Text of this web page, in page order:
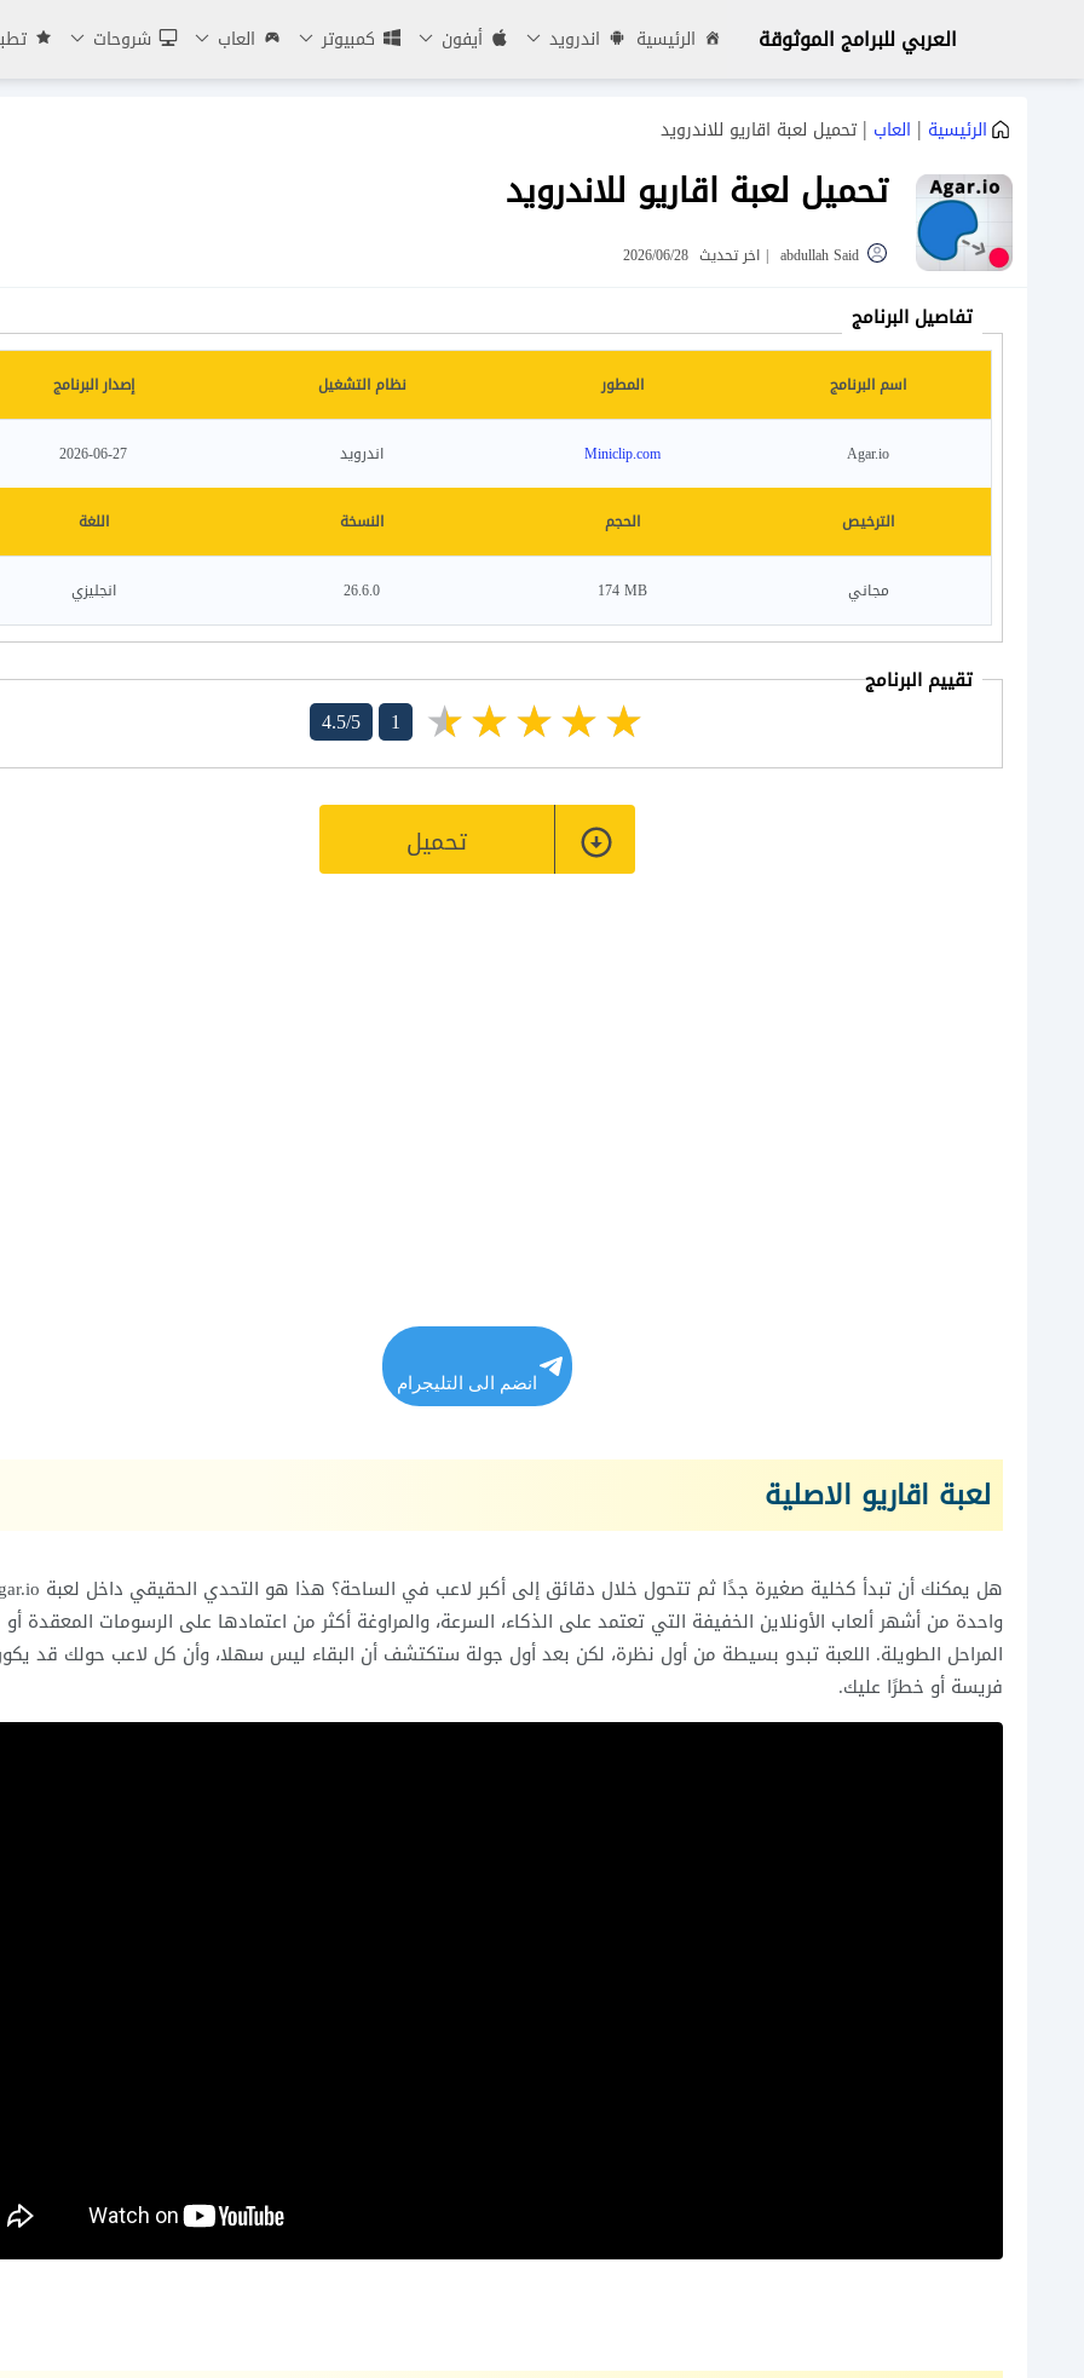
العربي للبرامج الموثوقة الرئيسية اندرويد أيفون كمبيوتر العاب شروحات
الرئيسية | العاب | تحميل لعبة اقاريو للاندرويد
تحميل لعبة اقاريو للاندرويد
abdullah Said
| اخر تحديث 2026/06/28
تفاصيل البرنامج
اسم البرنامج المطور نظام التشغيل إصدار البرنامج
Agar.io
Miniclip.com‏ اندرويد 2026-06-27
الترخيص الحجم النسخة اللغة
مجاني 174 MB
26.6.0 انجليزي
تقييم البرنامج
4.5/5 1
تحميل
انضم الى التليجرام
لعبة اقاريو الاصلية
واحدة من أشهر ألعاب الأونلاين الخفيفة التي تعتمد على الذكاء، السرعة، والمراوغة أكثر من اعتمادها على الرسومات المعقدة أو
المراحل الطويلة. اللعبة تبدو بسيطة من أول نظرة، لكن بعد أول جولة ستكتشف أن البقاء ليس سهلا، وأن كل لاعب حولك قد
فريسة أو خطرًا عليك.